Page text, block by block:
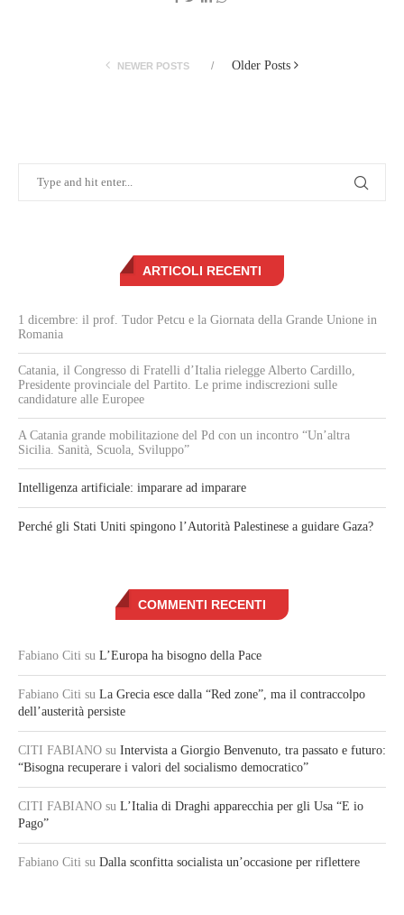
NEWER POSTS Older Posts
ARTICOLI RECENTI
1 dicembre: il prof. Tudor Petcu e la Giornata della Grande Unione in
Romania
Catania, il Congresso di Fratelli d’Italia rielegge Alberto Cardillo,
Presidente provinciale del Partito. Le prime indiscrezioni sulle
candidature alle Europee
A Catania grande mobilitazione del Pd con un incontro “Un’altra
Sicilia. Sanità, Scuola, Sviluppo”
Intelligenza artificiale: imparare ad imparare
Perché gli Stati Uniti spingono l’Autorità Palestinese a guidare Gaza?
COMMENTI RECENTI
Fabiano Citi su L’Europa ha bisogno della Pace
Fabiano Citi su La Grecia esce dalla “Red zone”, ma il contraccolpo
dell’austerità persiste
CITI FABIANO su Intervista a Giorgio Benvenuto, tra passato e futuro:
“Bisogna recuperare i valori del socialismo democratico”
CITI FABIANO su L’Italia di Draghi apparecchia per gli Usa “E io
Pago”
Fabiano Citi su Dalla sconfitta socialista un’occasione per riflettere